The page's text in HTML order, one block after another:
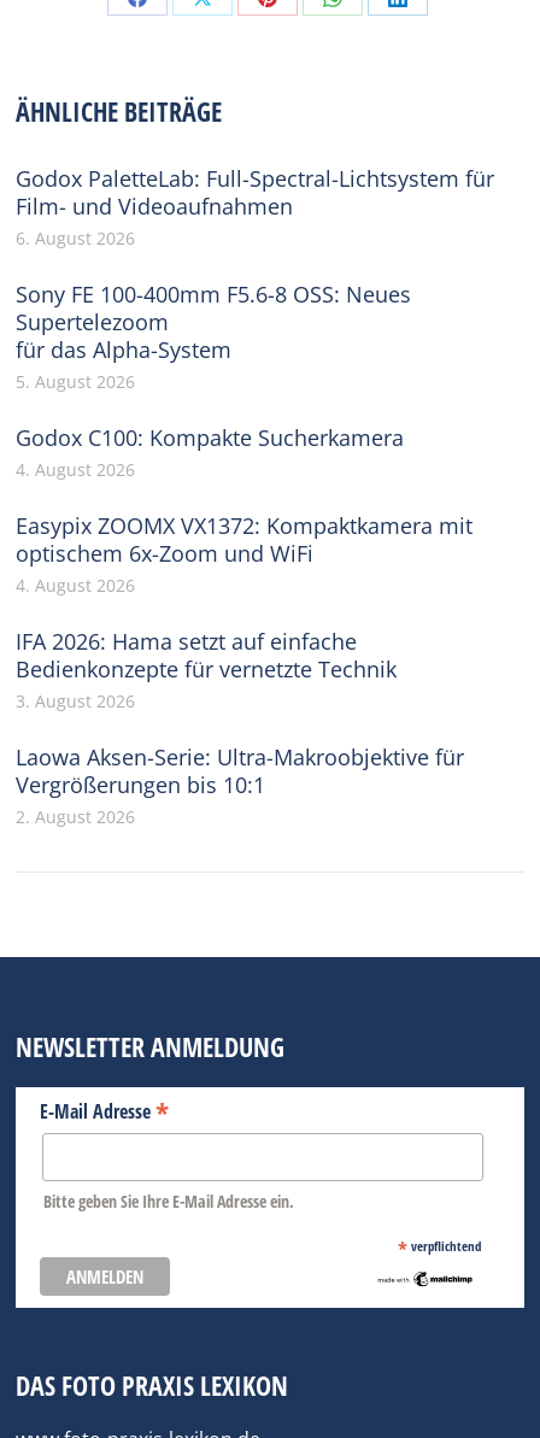
Share Share Share Share Share
ÄHNLICHE BEITRÄGE
Godox PaletteLab: Full-Spectral-Lichtsystem für
Film- und Videoaufnahmen
6. August 2026
Sony FE 100-400mm F5.6-8 OSS: Neues
Supertelezoom
für das Alpha-System
5. August 2026
Godox C100: Kompakte Sucherkamera
4. August 2026
Easypix ZOOMX VX1372: Kompaktkamera mit
optischem 6x-Zoom und WiFi
4. August 2026
IFA 2026: Hama setzt auf einfache
Bedienkonzepte für vernetzte Technik
3. August 2026
Laowa Aksen-Serie: Ultra-Makroobjektive für
Vergrößerungen bis 10:1
2. August 2026
NEWSLETTER ANMELDUNG
E-Mail Adresse*
Bitte geben Sie Ihre E-Mail Adresse ein.
* verpflichtend
DAS FOTO PRAXIS LEXIKON